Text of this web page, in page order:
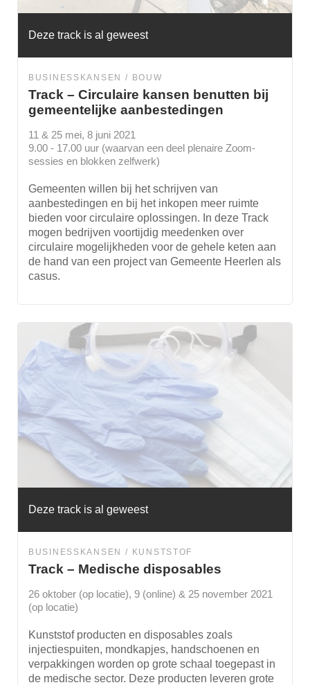
Deze track is al geweest
BUSINESSKANSEN BOUW
Track – Circulaire kansen benutten bij
gemeentelijke aanbestedingen
11 & 25 mei, 8 juni 2021
9.00 - 17.00 uur (waarvan een deel plenaire Zoom-
sessies en blokken zelfwerk)
Gemeenten willen bij het schrijven van
aanbestedingen en bij het inkopen meer ruimte
bieden voor circulaire oplossingen. In deze Track
mogen bedrijven voortijdig meedenken over
circulaire mogelijkheden voor de gehele keten aan
de hand van een project van Gemeente Heerlen als
casus.
Deze track is al geweest
BUSINESSKANSEN KUNSTSTOF
Track – Medische disposables
26 oktober (op locatie), 9 (online) & 25 november 2021
(op locatie)
Kunststof producten en disposables zoals
injectiespuiten, mondkapjes, handschoenen en
verpakkingen worden op grote schaal toegepast in
de medische sector. Deze producten leveren grote